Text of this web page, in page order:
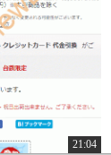
21:04